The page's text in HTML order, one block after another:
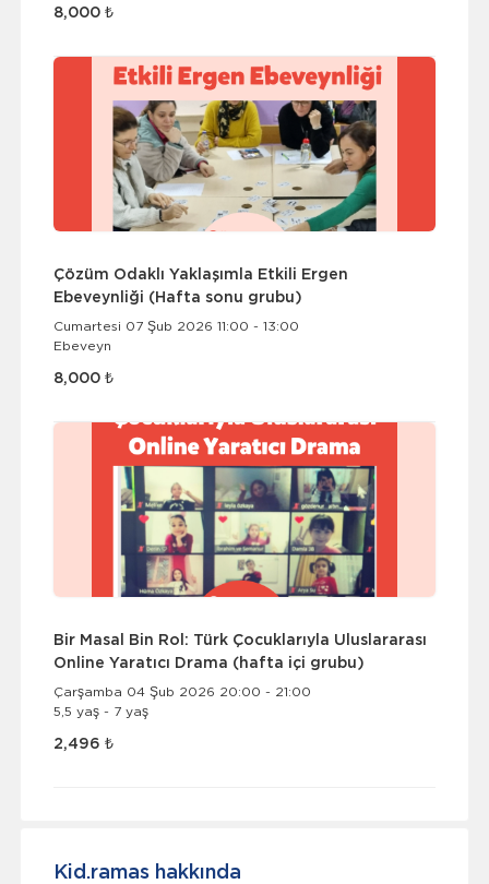
8,000 ₺
Çözüm Odaklı Yaklaşımla Etkili Ergen
Ebeveynliği (Hafta sonu grubu)
Cumartesi 07 Şub 2026 11:00 - 13:00
Ebeveyn
8,000 ₺
Bir Masal Bin Rol: Türk Çocuklarıyla Uluslararası
Online Yaratıcı Drama (hafta içi grubu)
Çarşamba 04 Şub 2026 20:00 - 21:00
5,5 yaş - 7 yaş
2,496 ₺
Kid.ramas hakkında